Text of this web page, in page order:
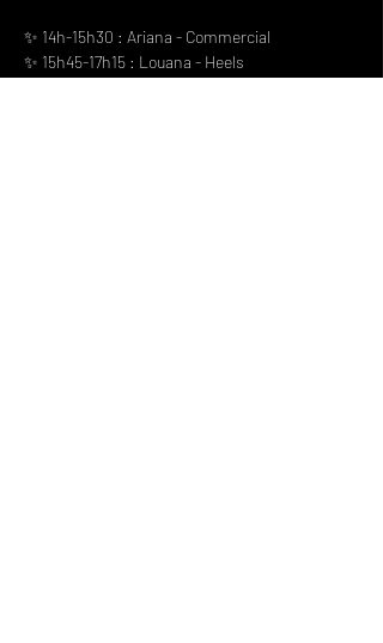
✨ 14h-15h30 : Ariana - Commercial
✨ 15h45-17h15 : Louana - Heels